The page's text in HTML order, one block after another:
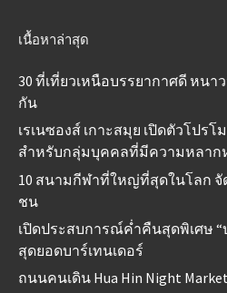
เนื้อหาล่าสุด
30 ที่เที่ยวเหนือบรรยากาศดี หน
กัน
เรเนซองส์ เกาะสมุย เปิดตัวโปร
สำหรับกลุ่มบุคคลที่มีความหลากห
10 สนามกีฬาที่ใหญ่ที่สุดในโลก
ชน
เปิดประสบการณ์ค่ำคืนสุดพิเศษ “
สุดยอดบาร์เทนเดอร์
ถนนคนเดิน Hua Hin Night